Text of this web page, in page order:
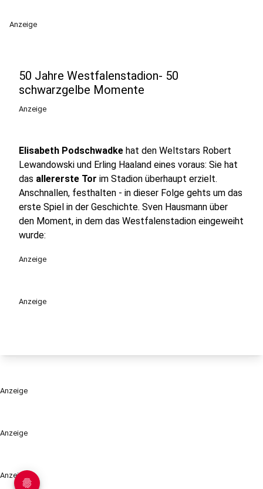
Anzeige
Anzeige
Anzeige
50 Jahre Westfalenstadion- 50
schwarzgelbe Momente
Anzeige
Elisabeth Podschwadke hat den Weltstars Robert
Lewandowski und Erling Haaland eines voraus: Sie hat
das allererste Tor im Stadion überhaupt erzielt.
Anschnallen, festhalten - in dieser Folge gehts um das
erste Spiel in der Geschichte. Sven Hausmann über
den Moment, in dem das Westfalenstadion eingeweiht
wurde:
Anzeige
Anzeige
Anzeige